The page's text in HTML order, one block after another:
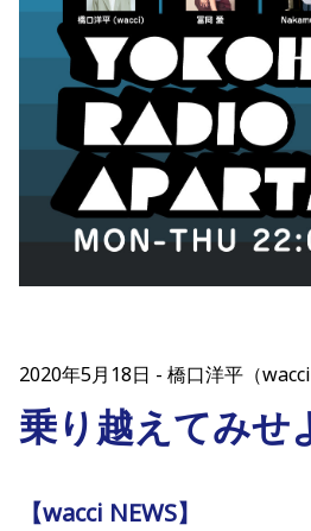
2020年5月18日 橋口洋平（
乗り越えてみせ
【wacci NEWS】